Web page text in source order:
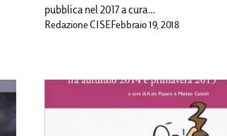
pubblica nel 2017 a cura…
Redazione CISEFebbraio 19, 2018